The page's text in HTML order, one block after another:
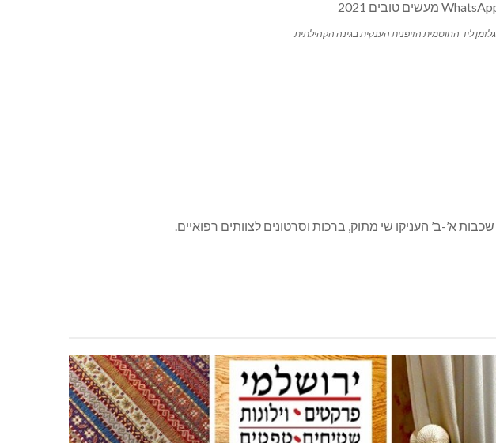
ליד החוטמית הזיפנית הענקית בגינה הקהילתית
א’-ב’ העניקו שי מתוק, ברכות וסרטונים לצוותים רפואיים.